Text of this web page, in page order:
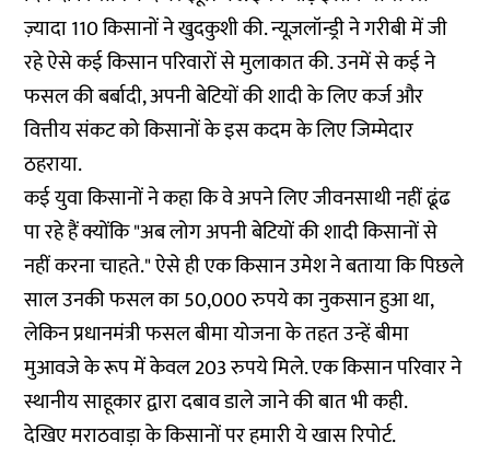
ज़्यादा 110 किसानों ने खुदकुशी की. न्यूज़लॉन्ड्री ने गरीबी में जी
रहे ऐसे कई किसान परिवारों से मुलाकात की. उनमें से कई ने
फसल की बर्बादी, अपनी बेटियों की शादी के लिए कर्ज और
वित्तीय संकट को किसानों के इस कदम के लिए जिम्मेदार
ठहराया.
कई युवा किसानों ने कहा कि वे अपने लिए जीवनसाथी नहीं ढूंढ
पा रहे हैं क्योंकि "अब लोग अपनी बेटियों की शादी किसानों से
नहीं करना चाहते." ऐसे ही एक किसान उमेश ने बताया कि पिछले
साल उनकी फसल का 50,000 रुपये का नुकसान हुआ था,
लेकिन प्रधानमंत्री फसल बीमा योजना के तहत उन्हें बीमा
मुआवजे के रूप में केवल 203 रुपये मिले. एक किसान परिवार ने
स्थानीय साहूकार द्वारा दबाव डाले जाने की बात भी कही.
देखिए मराठवाड़ा के किसानों पर हमारी ये खास रिपोर्ट.